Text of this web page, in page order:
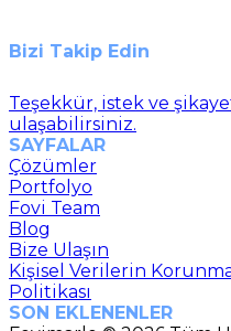
Bizi Takip Edin
Teşekkür, istek ve
ulaşabilirsiniz.
SAYFALAR
Çözümler
Portfolyo
Fovi Team
Blog
Bize Ulaşın
Kişisel Verilerin
Politikası
SON EKLENENLER